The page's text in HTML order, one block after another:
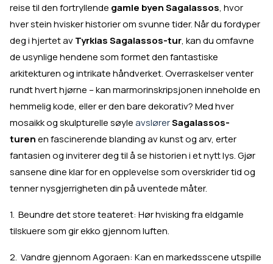
reise til den fortryllende gamle byen Sagalassos, hvor
hver stein hvisker historier om svunne tider. Når du fordyper
deg i hjertet avTyrkias Sagalassos-tur, kan du omfavne
de usynlige hendene som formet den fantastiske
arkitekturen og intrikate håndverket. Overraskelser venter
rundt hvert hjørne – kan marmorinskripsjonen inneholde en
hemmelig kode, eller er den bare dekorativ? Med hver
mosaikk og skulpturelle søyleavslørerSagalassos-
turenen fascinerende blanding av kunst og arv, erter
fantasien og inviterer deg til å se historien i et nytt lys. Gjør
sansene dine klar for en opplevelse som overskrider tid og
tenner nysgjerrigheten din på uventede måter.
1. Beundre det store teateret: Hør hvisking fra eldgamle
tilskuere som gir ekko gjennom luften.
2. Vandre gjennom Agoraen: Kan en markedsscene utspille